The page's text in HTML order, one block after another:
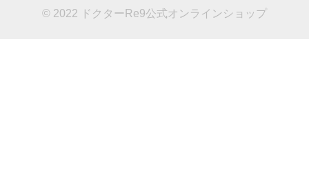
© 2022 ドクターRe9公式オンラインショップ